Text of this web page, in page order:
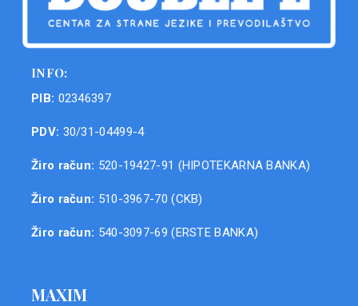
INFO:
PIB: 02346397
PDV: 30/31-04499-4
Žiro račun: 520-19427-91 (HIPOTEKARNA BANKA)
Žiro račun: 510-3967-70 (CKB)
Žiro račun: 540-3097-69 (ERSTE BANKA)
MAXIM